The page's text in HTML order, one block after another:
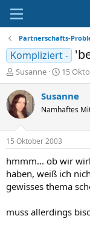
Partnerschafts-
Kompliziert -
E
r
s
t
e
e
r
Susanne
E
r
s
e
l
t
a
m
15
Susanne
Namhaftes
15 Oktober 2003
hmmm... ob wir
haben, weiß ich
gewisses thema
muss allerdings